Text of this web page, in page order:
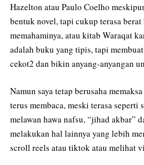
Hazelton atau Paulo Coelho
bentuk novel, tapi cukup terasa
memahaminya, atau kitab Waraqat
adalah buku yang tipis, tapi
cekot2 dan bikin anyang-anyangan
Namun saya tetap berusaha
terus membaca, meski terasa seperti
melawan hawa nafsu, “jihad akbar”
melakukan hal lainnya yang lebih
scroll reels atau tiktok atau melihat